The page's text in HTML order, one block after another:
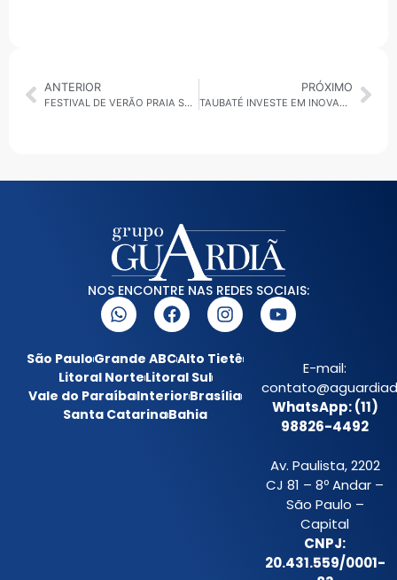
ANTERIOR
FESTIVAL DE VERÃO PRAIA SÃO PAULO 2026 LEVA ESPORTE, LAZER E CLIMA PRAIANO À CAPITAL
PRÓXIMO
TAUBATÉ INVESTE EM INOVAÇÃO PARA TORNAR A CIDADE MAIS CONECTADA E EFICIENTE
NOS ENCONTRE NAS REDES SOCIAIS:
São PauloGrande ABCAlto Tietê
Litoral NorteLitoral Sul
Vale do ParaíbaInteriorBrasília
Santa CatarinaBahia
E-mail:
WhatsApp: (11)
98826-4492
Av. Paulista, 2202
CJ 81 – 8º Andar –
São Paulo –
Capital
CNPJ:
20.431.559/0001-